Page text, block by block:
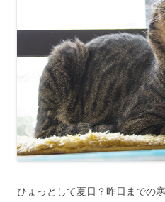
ひょっとして夏日？昨日までの